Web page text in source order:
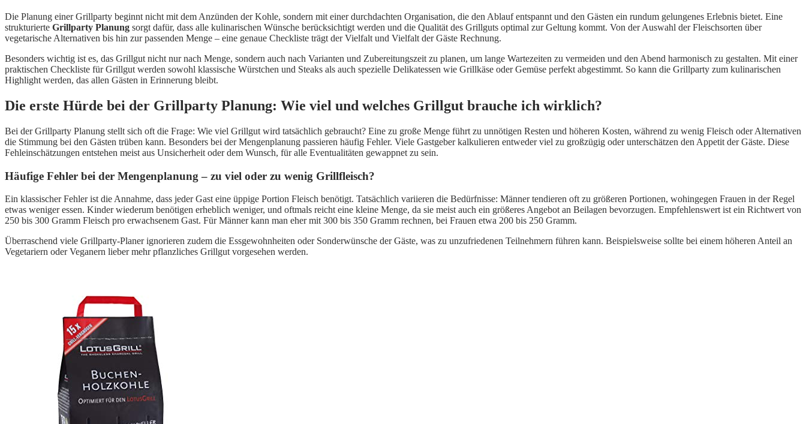
Die Planung einer Grillparty beginnt nicht mit dem Anzünden der Kohle, sondern mit einer durchdachten Organisation, die den Ablauf entspannt und den Gästen ein rundum gelungenes Erlebnis bietet. Eine
strukturierte Grillparty Planung sorgt dafür, dass alle kulinarischen Wünsche berücksichtigt werden und die Qualität des Grillguts optimal zur Geltung kommt. Von der Auswahl der Fleischsorten über
vegetarische Alternativen bis hin zur passenden Menge – eine genaue Checkliste trägt der Vielfalt und Vielfalt der Gäste Rechnung.
Besonders wichtig ist es, das Grillgut nicht nur nach Menge, sondern auch nach Varianten und Zubereitungszeit zu planen, um lange Wartezeiten zu vermeiden und den Abend harmonisch zu gestalten. Mit einer
praktischen Checkliste für Grillgut werden sowohl klassische Würstchen und Steaks als auch spezielle Delikatessen wie Grillkäse oder Gemüse perfekt abgestimmt. So kann die Grillparty zum kulinarischen
Highlight werden, das allen Gästen in Erinnerung bleibt.
Die erste Hürde bei der Grillparty Planung: Wie viel und welches Grillgut brauche ich wirklich?
Bei der Grillparty Planung stellt sich oft die Frage: Wie viel Grillgut wird tatsächlich gebraucht? Eine zu große Menge führt zu unnötigen Resten und höheren Kosten, während zu wenig Fleisch oder Alternativen
die Stimmung bei den Gästen trüben kann. Besonders bei der Mengenplanung passieren häufig Fehler. Viele Gastgeber kalkulieren entweder viel zu großzügig oder unterschätzen den Appetit der Gäste. Diese
Fehleinschätzungen entstehen meist aus Unsicherheit oder dem Wunsch, für alle Eventualitäten gewappnet zu sein.
Häufige Fehler bei der Mengenplanung – zu viel oder zu wenig Grillfleisch?
Ein klassischer Fehler ist die Annahme, dass jeder Gast eine üppige Portion Fleisch benötigt. Tatsächlich variieren die Bedürfnisse: Männer tendieren oft zu größeren Portionen, wohingegen Frauen in der Regel
etwas weniger essen. Kinder wiederum benötigen erheblich weniger, und oftmals reicht eine kleine Menge, da sie meist auch ein größeres Angebot an Beilagen bevorzugen. Empfehlenswert ist ein Richtwert von
250 bis 300 Gramm Fleisch pro erwachsenem Gast. Für Männer kann man eher mit 300 bis 350 Gramm rechnen, bei Frauen etwa 200 bis 250 Gramm.
Überraschend viele Grillparty-Planer ignorieren zudem die Essgewohnheiten oder Sonderwünsche der Gäste, was zu unzufriedenen Teilnehmern führen kann. Beispielsweise sollte bei einem höheren Anteil an
Vegetariern oder Veganern lieber mehr pflanzliches Grillgut vorgesehen werden.